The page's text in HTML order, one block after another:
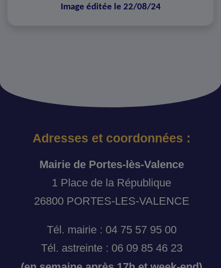
Image éditée le 22/08/24
Adresses et coordonnées :
Mairie de Portes-lès-Valence
1 Place de la République
26800 PORTES-LES-VALENCE
Tél. mairie : 04 75 57 95 00
Tél. astreinte : 06 09 85 46 23